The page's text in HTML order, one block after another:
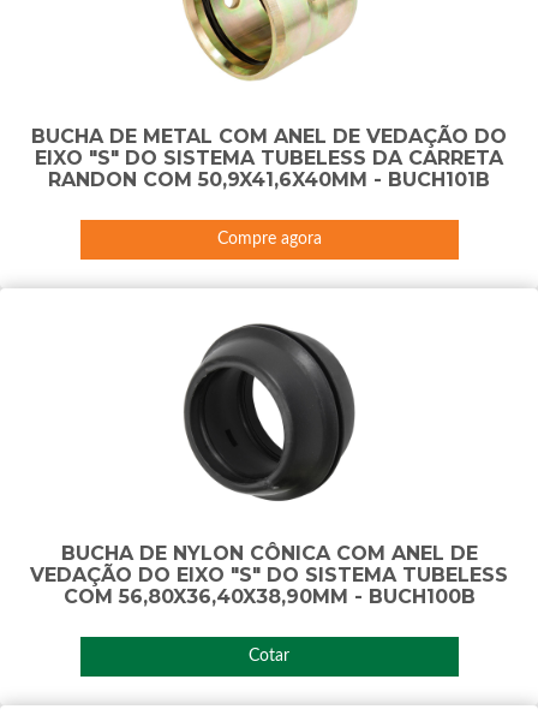
BUCHA DE METAL COM ANEL DE VEDAÇÃO DO
EIXO "S" DO SISTEMA TUBELESS DA CARRETA
RANDON COM 50,9X41,6X40MM - BUCH101B
Compre agora
BUCHA DE NYLON CÔNICA COM ANEL DE
VEDAÇÃO DO EIXO "S" DO SISTEMA TUBELESS
COM 56,80X36,40X38,90MM - BUCH100B
Cotar